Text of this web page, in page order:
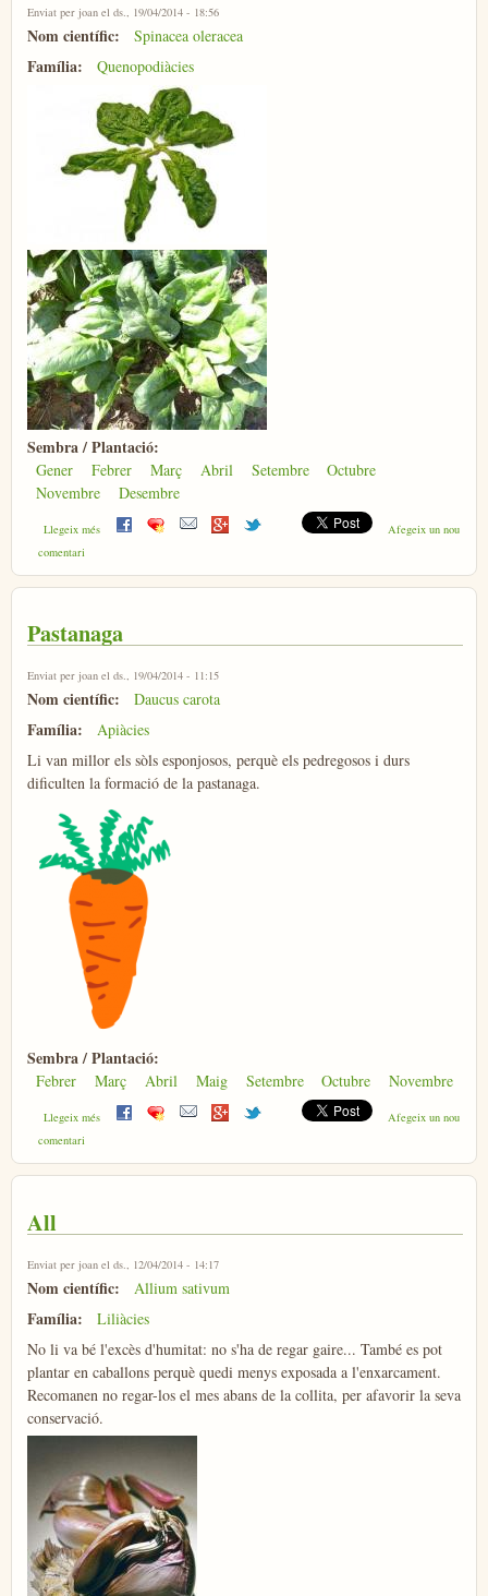
Enviat per joan el ds., 19/04/2014 - 18:56
Nom científic: Spinacea oleracea
Família: Quenopodiàcies
Sembra / Plantació:
Gener Febrer Març Abril Setembre
Octubre
Novembre
Desembre
Llegeix més
sobre Espinacs
Afegeix un nou
comentari
Pastanaga
Enviat per joan el ds., 19/04/2014 - 11:15
Nom científic: Daucus carota
Família:
Apiàcies
Li van millor els sòls esponjosos, perquè els pedregosos i durs
dificulten la formació de la pastanaga.
Sembra / Plantació:
Febrer Març Abril Maig Setembre Octubre Novembre
Llegeix més
sobre Pastanaga
Afegeix un nou
comentari
All
Enviat per joan el ds., 12/04/2014 - 14:17
Nom científic: Allium sativum
Família:
Liliàcies
No li va bé l'excès d'humitat: no s'ha de regar gaire... També es pot
plantar en caballons perquè quedi menys exposada a l'enxarcament.
Recomanen no regar-los el mes abans de la collita, per afavorir la seva
conservació.